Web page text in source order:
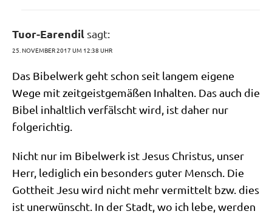
Tuor-Earendil sagt:
25. NOVEMBER 2017 UM 12:38 UHR
Das Bibel­werk geht schon seit lan­gem eige­ne
Wege mit zeit­geist­ge­mä­ßen Inhal­ten. Das auch die
Bibel inhalt­lich ver­fälscht wird, ist daher nur
folgerichtig.
Nicht nur im Bibel­werk ist Jesus Chri­stus, unser
Herr, ledig­lich ein beson­ders guter Mensch. Die
Gott­heit Jesu wird nicht mehr ver­mit­telt bzw. dies
ist uner­wünscht. In der Stadt, wo ich lebe, wer­den